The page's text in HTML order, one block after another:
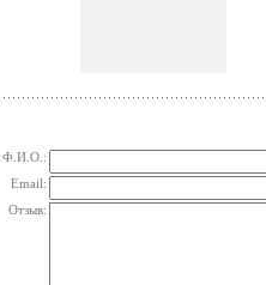
Ф.И.О.:
Email:
Отзыв: